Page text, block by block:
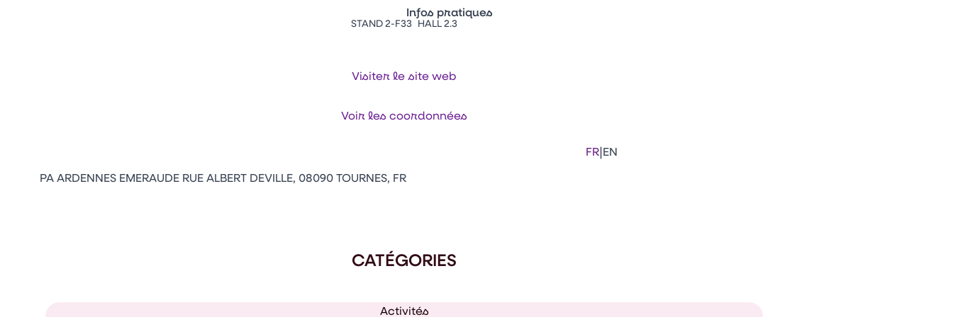
Infos pratiques
FR|EN
STAND 2-F33 HALL 2.3
Visiter le site web
Voir les coordonnées
PA ARDENNES EMERAUDE RUE ALBERT DEVILLE, 08090 TOURNES, FR
CATÉGORIES
Activités